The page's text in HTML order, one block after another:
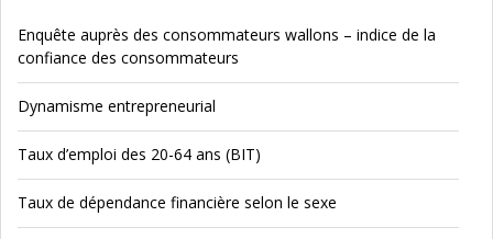
Enquête auprès des consommateurs wallons – indice de la
confiance des consommateurs
Dynamisme entrepreneurial
Taux d’emploi des 20-64 ans (BIT)
Taux de dépendance financière selon le sexe